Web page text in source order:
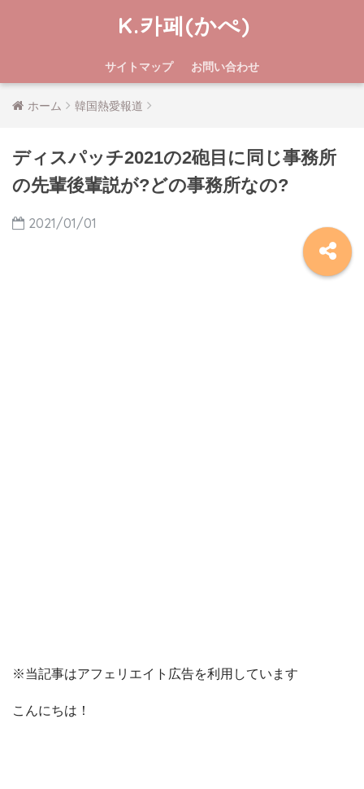
K.카페(かぺ)
サイトマップ お問い合わせ
ホーム 韓国熱愛報道
ディスパッチ2021の2砲目に同じ事務所
の先輩後輩説が?どの事務所なの?
2021/01/01
※当記事はアフェリエイト広告を利用しています
こんにちは！